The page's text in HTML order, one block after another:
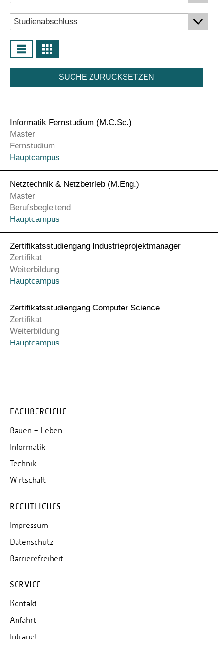
SUCHE ZURÜCKSETZEN
Informatik Fernstudium (M.C.Sc.)
Master
Fernstudium
Hauptcampus
Netztechnik & Netzbetrieb (M.Eng.)
Master
Berufsbegleitend
Hauptcampus
Zertifikats­studien­gang Industrie­projekt­manager
Zertifikat
Weiterbildung
Hauptcampus
Zertifikatsstudiengang Computer Science
Zertifikat
Weiterbildung
Hauptcampus
FACHBEREICHE
Bauen + Leben
Informatik
Technik
Wirtschaft
RECHTLICHES
Impressum
Datenschutz
Barrierefreiheit
SERVICE
Kontakt
Anfahrt
Intranet